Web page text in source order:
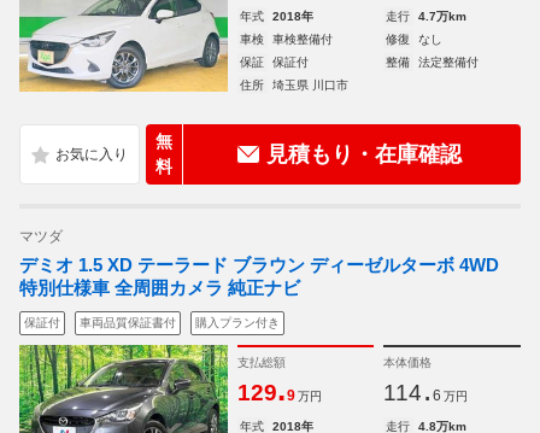
年式 2018年 走行
4.7万km
車検
車検整備付 修復
なし
保証
保証付 整備
法定整備付
住所
埼玉県 川口市
無
料
見積もり・在庫確認
マツダ
デミオ 1.5 XD テーラード ブラウン ディーゼルターボ 4WD
特別仕様車 全周囲カメラ 純正ナビ
保証付 車両品質保証書付 購入プラン付き
支払総額
129.9 万円
本体価格
114. 6 万円
年式 2018年 走行 4.8万km